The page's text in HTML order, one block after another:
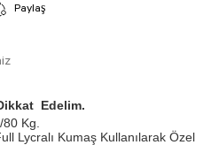
Paylaş
Edelim.
Kg.
Lycralı Kumaş Kullanılarak Özel